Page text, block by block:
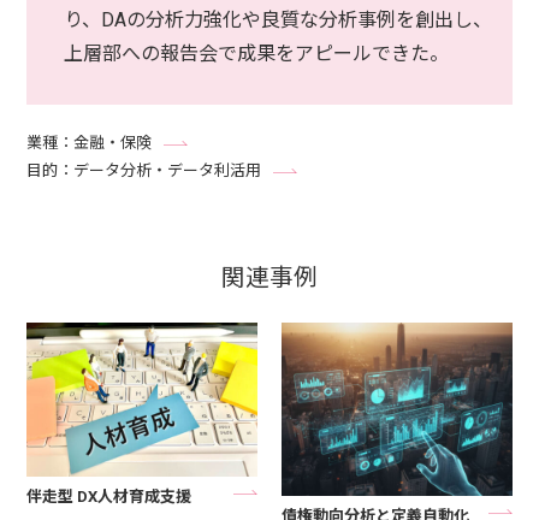
り、DAの分析力強化や良質な分析事例を創出し、
上層部への報告会で成果をアピールできた。
業種：金融・保険
目的：データ分析・データ利活用
関連事例
伴走型 DX人材育成支援
債権動向分析と定義自動化